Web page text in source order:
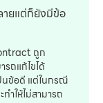
ยแต่ก็ยังมีข้อ
ถูก
ถแก้ไขได้
ข้อดี แต่ในกรณี
ำให้ไม่สามารถ